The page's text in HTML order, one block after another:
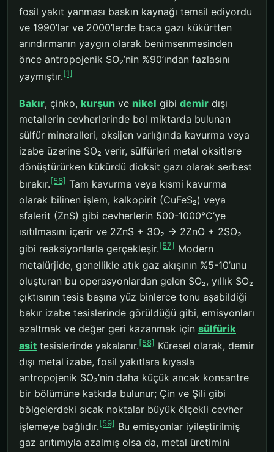
fosil yakıt yanması baskın kaynağı temsil ediyordu
ve 1990’lar ve 2000’lerde baca gazı kükürtten
arındırmanın yaygın olarak benimsenmesinden
önce antropojenik SO₂’nin %90’ından fazlasını
yaymıştır.[1]
Bakır, çinko, kurşun ve nikel gibi demir dışı
metallerin cevherlerinde bol miktarda bulunan
sülfür mineralleri, oksijen varlığında kavurma veya
izabe üzerine SO₂ verir, sülfürleri metal oksitlere
dönüştürürken kükürdü dioksit gazı olarak serbest
bırakır.[56] Tam kavurma veya kısmi kavurma
olarak bilinen işlem, kalkopirit (CuFeS₂) veya
sfalerit (ZnS) gibi cevherlerin 500-1000°C’ye
ısıtılmasını içerir ve 2ZnS + 3O₂ → 2ZnO + 2SO₂
gibi reaksiyonlarla gerçekleşir.[57] Modern
metalürjide, genellikle atık gaz akışının %5-10’unu
oluşturan bu operasyonlardan gelen SO₂, yıllık SO₂
çıktısının tesis başına yüz binlerce tonu aşabildiği
bakır izabe tesislerinde görüldüğü gibi, emisyonları
azaltmak ve değer geri kazanmak için sülfürik
asit tesislerinde yakalanır.[58] Küresel olarak, demir
dışı metal izabe, fosil yakıtlara kıyasla
antropojenik SO₂’nin daha küçük ancak konsantre
bir bölümüne katkıda bulunur; Çin ve Şili gibi
bölgelerdeki sıcak noktalar büyük ölçekli cevher
işlemeye bağlıdır.[59] Bu emisyonlar iyileştirilmiş
gaz arıtımıyla azalmış olsa da, metal üretimini